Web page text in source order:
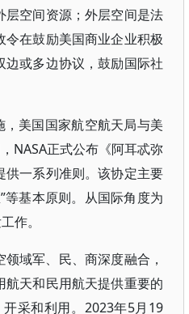
空间资源；外层空间是法
在鼓励美国商业企业积极
或多边协议，鼓励国际社
美国国家航空航天局与美
NASA正式公布《阿耳忒弥
一系列准则。该协定主要
基本原则。从国际角度为
作。
域军、民、商深度融合，
天和民用航天提供重要的
采和利用。2023年5月19